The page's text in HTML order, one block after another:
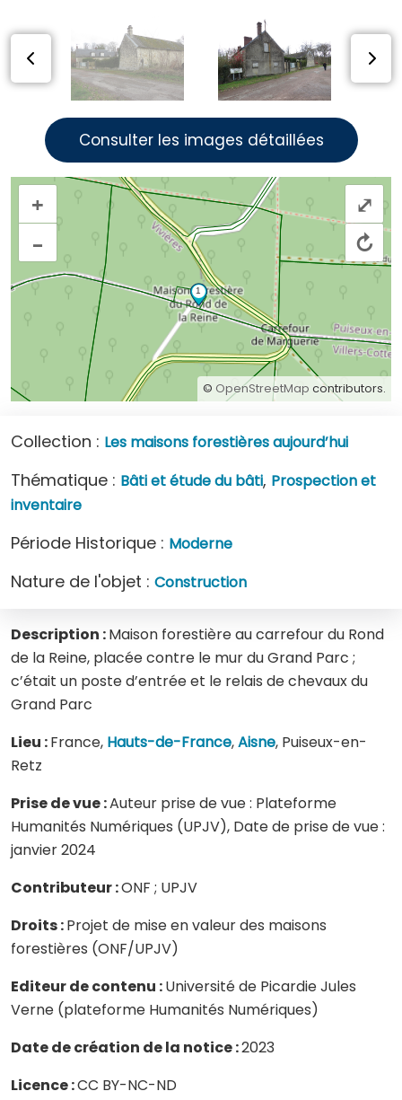
Consulter les images détaillées
Collection : Les maisons forestières aujourd’hui
Thématique : Bâti et étude du bâti, Prospection et
inventaire
Période Historique : Moderne
Nature de l'objet : Construction
+
–
© OpenStreetMap contributors.
⤢
↻
Description :Maison forestière au carrefour du Rond
de la Reine, placée contre le mur du Grand Parc ;
c’était un poste d’entrée et le relais de chevaux du
Grand Parc
Lieu :France, Hauts-de-France,Aisne, Puiseux-en-
Retz
Prise de vue :Auteur prise de vue : Plateforme
Humanités Numériques (UPJV), Date de prise de vue :
janvier 2024
Contributeur :ONF ; UPJV
Droits :Projet de mise en valeur des maisons
forestières (ONF/UPJV)
Editeur de contenu :Université de Picardie Jules
Verne (plateforme Humanités Numériques)
Date de création de la notice :2023
Licence :CC BY-NC-ND